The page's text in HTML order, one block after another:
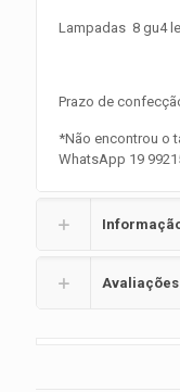
Lampadas 8 gu4
Prazo de
*Não encontrou o
WhatsApp 19
Avaliações